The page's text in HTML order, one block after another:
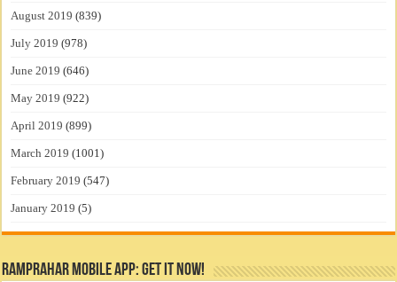
August 2019 (839)
July 2019 (978)
June 2019 (646)
May 2019 (922)
April 2019 (899)
March 2019 (1001)
February 2019 (547)
January 2019 (5)
RamPrahar Mobile App: Get it Now!